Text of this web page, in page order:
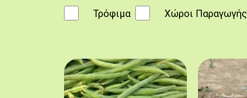
Τρόφιμα
Χώροι Παραγωγής